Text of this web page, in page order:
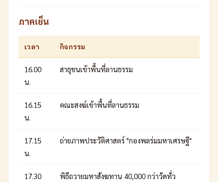
ภาคเย็น
เวลา กิจกรรม
16.00
น.
สาธุชนเข้าพื้นที่ลานธรรม
16.15
น.
คณะสงฆ์เข้าพื้นที่ลานธรรม
17.15
น.
ถ่ายภาพประวัติศาสตร์ "กองพลร่มมหาเศรษฐี"
17.30 พิธีถวายมหาสังฆทาน 40,000 กว่าวัดทั่ว